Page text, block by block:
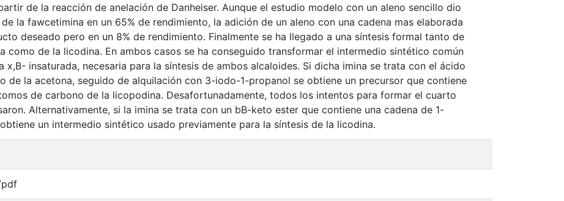
de la reacción de anelación de Danheiser. Aunque el estudio modelo con un aleno sencillo dio
la fawcetimina en un 65% de rendimiento, la adición de un aleno con una cadena mas elaborada
deseado pero en un 8% de rendimiento. Finalmente se ha llegado a una síntesis formal tanto de
como de la licodina. En ambos casos se ha conseguido transformar el intermedio sintético común
x,B- insaturada, necesaria para la síntesis de ambos alcaloides. Si dicha imina se trata con el ácido
de la acetona, seguido de alquilación con 3-iodo-1-propanol se obtiene un precursor que contiene
de carbono de la licopodina. Desafortunadamente, todos los intentos para formar el cuarto
Alternativamente, si la imina se trata con un bB-keto ester que contiene una cadena de 1-
un intermedio sintético usado previamente para la síntesis de la licodina.